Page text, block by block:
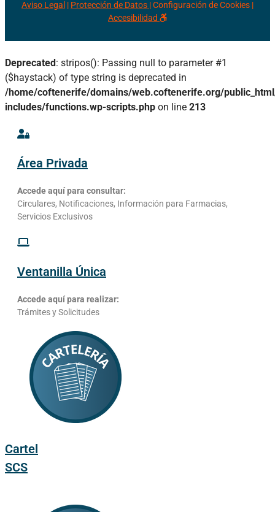
Aviso Legal | Protección de Datos |Configuración de Cookies |
Accesibilidad
Deprecated: stripos(): Passing null to parameter #1
($haystack) of type string is deprecated in
/home/coftenerife/domains/web.coftenerife.org/
includes/functions.wp-scripts.php on line 213
Área Privada
Accede aquí para consultar:
Circulares, Notificaciones, Información para Farmacias,
Servicios Exclusivos
Ventanilla Única
Accede aquí para realizar:
Trámites y Solicitudes
Cartel
SCS